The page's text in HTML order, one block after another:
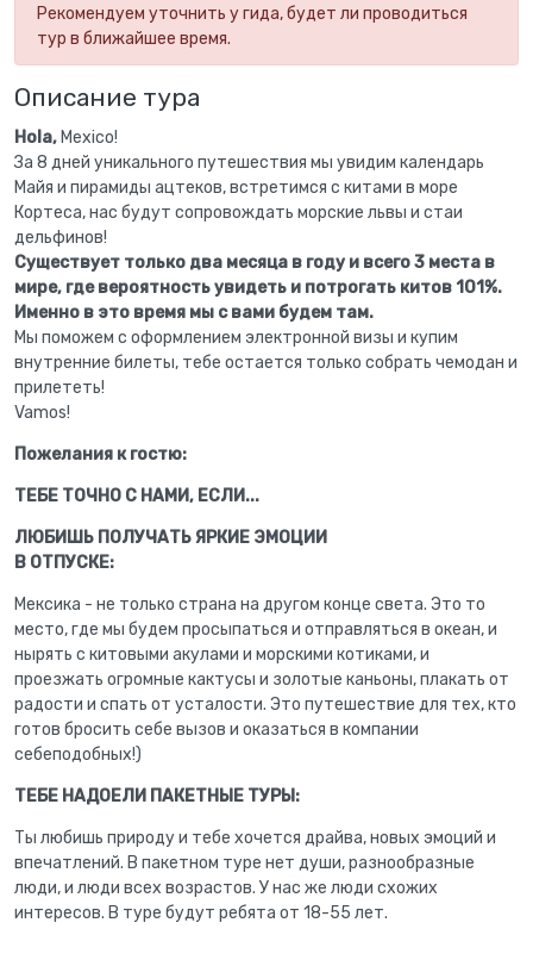
Рекомендуем уточнить у гида, будет ли проводиться
тур в ближайшее время.
Описание тура
Hola, Mexico!
За 8 дней уникального путешествия мы увидим календарь
Майя и пирамиды ацтеков, встретимся с китами в море
Кортеса, нас будут сопровождать морские львы и стаи
дельфинов!
Существует только два месяца в году и всего 3 места в
мире, где вероятность увидеть и потрогать китов 101%.
Именно в это время мы с вами будем там.
Мы поможем с оформлением электронной визы и купим
внутренние билеты, тебе остается только собрать чемодан и
прилететь!
Vamos!
Пожелания к гостю:
ТЕБЕ ТОЧНО С НАМИ, ЕСЛИ...
ЛЮБИШЬ ПОЛУЧАТЬ ЯРКИЕ ЭМОЦИИ
В ОТПУСКЕ:
Мексика - не только страна на другом конце света. Это то
место, где мы будем просыпаться и отправляться в океан, и
нырять с китовыми акулами и морскими котиками, и
проезжать огромные кактусы и золотые каньоны, плакать от
радости и спать от усталости. Это путешествие для тех, кто
готов бросить себе вызов и оказаться в компании
себеподобных!)
ТЕБЕ НАДОЕЛИ ПАКЕТНЫЕ ТУРЫ:
Ты любишь природу и тебе хочется драйва, новых эмоций и
впечатлений. В пакетном туре нет души, разнообразные
люди, и люди всех возрастов. У нас же люди схожих
интересов. В туре будут ребята от 18-55 лет.